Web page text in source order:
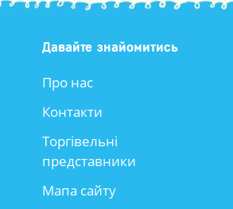
Давайте знайомитись
Про нас
Контакти
Торгівельні
представники
Мапа сайту